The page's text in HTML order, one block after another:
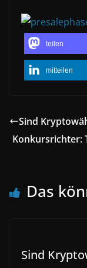
teilen
mitteilen
Sind
Konkursrichter:
Das
Sind